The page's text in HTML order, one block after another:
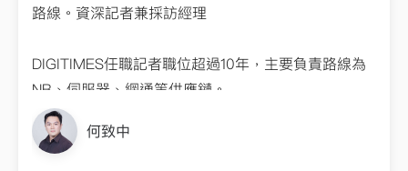
路線。資深記者兼採訪經理
DIGITIMES任職記者職位超過10年，主要負責路線為
NB、伺服器、網通等供應鏈。
學歷
新聞科系
何致中